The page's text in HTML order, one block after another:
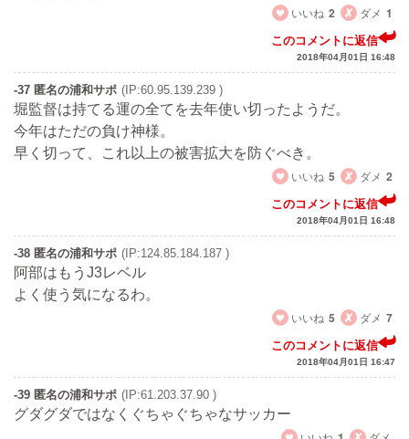
いいね 2 ダメ 1
このコメントに返信
2018年04月01日 16:48
-37 匿名の浦和サポ (IP:60.95.139.239 )
堀監督は持てる運の全てを去年使い切ったようだ。
今年はただの負け神様。
早く切って、これ以上の被害拡大を防ぐべき。
いいね 5 ダメ 2
このコメントに返信
2018年04月01日 16:48
-38 匿名の浦和サポ (IP:124.85.184.187 )
阿部はもうJ3レベル
よく使う気になるわ。
いいね 5 ダメ 7
このコメントに返信
2018年04月01日 16:47
-39 匿名の浦和サポ (IP:61.203.37.90 )
グダグダではなくぐちゃぐちゃなサッカー